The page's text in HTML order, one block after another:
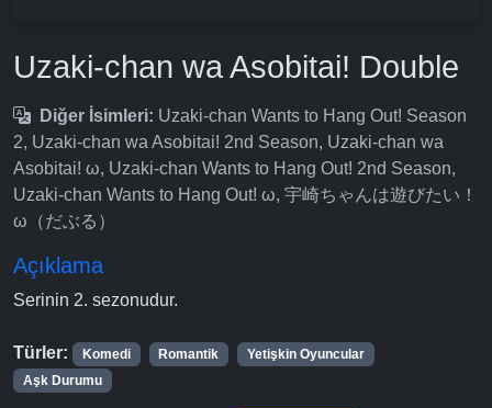
Uzaki-chan wa Asobitai! Double
Diğer İsimleri: Uzaki-chan Wants to Hang Out! Season
2, Uzaki-chan wa Asobitai! 2nd Season, Uzaki-chan wa
Asobitai! ω, Uzaki-chan Wants to Hang Out! 2nd Season,
Uzaki-chan Wants to Hang Out! ω, 宇崎ちゃんは遊びたい！
ω（だぶる）
Açıklama
Serinin 2. sezonudur.
Türler: Komedi Romantik
Yetişkin Oyuncular
Aşk Durumu